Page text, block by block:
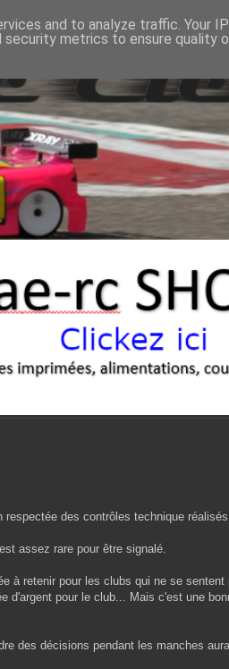
des contrôles technique
assez rare pour être signalé.
à retenir pour les clubs qui ne se sentent
pour le club... Mais c'est une
des décisions pendant les manches
and to analyze traffic. Your
metrics to ensure quality